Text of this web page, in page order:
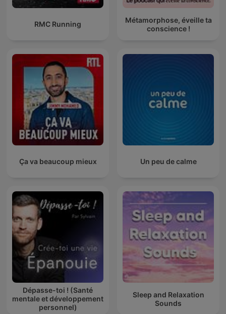
RMC Running
Métamorphose, éveille ta
conscience !
Ça va beaucoup mieux Un peu de calme
Dépasse-toi ! (Santé
mentale et développement
personnel)
Sleep and Relaxation
Sounds